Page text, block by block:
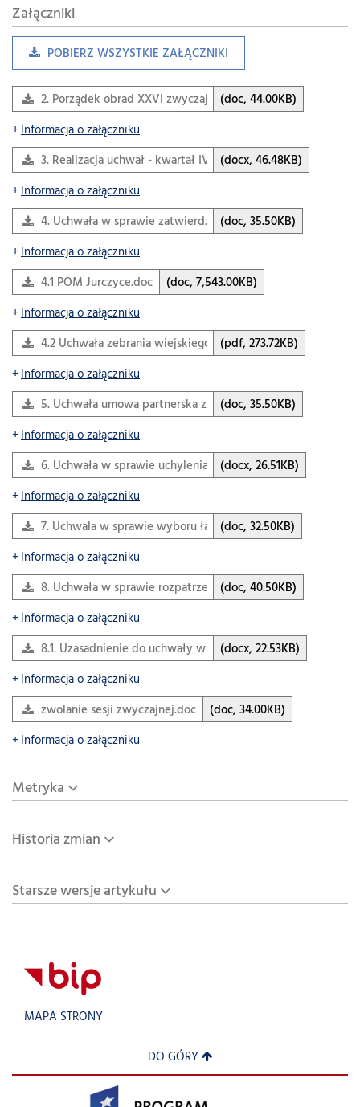
Załączniki
POBIERZ WSZYSTKIE ZAŁĄCZNIKI
2. Porządek obrad XXVI zwyczajnej sesji styczeń 2017.doc
(doc, 44.00KB)
Informacja o załączniku
3. Realizacja uchwał - kwartał IV 2016 r..docx
(docx, 46.48KB)
Informacja o załączniku
4. Uchwała w sprawie zatwierdzenia zmian w POM
(doc, 35.50KB)
Informacja o załączniku
4.1 POM Jurczyce.doc
(doc, 7,543.00KB)
Informacja o załączniku
4.2 Uchwała zebrania wiejskiego Jurczyce.pdf
(pdf, 273.72KB)
Informacja o załączniku
5. Uchwała umowa partnerska z Powiatem Krakowskim -…
(doc, 35.50KB)
Informacja o załączniku
6. Uchwała w sprawie uchylenia uchwaly własnej rm w
(docx, 26.51KB)
Informacja o załączniku
7. Uchwala w sprawie wyboru ławników na kadencję od
(doc, 32.50KB)
Informacja o załączniku
8. Uchwała w sprawie rozpatrzenia skargi z dnia 4…
(doc, 40.50KB)
Informacja o załączniku
8.1. Uzasadnienie do uchwały w sprawie skargi z dn.…
(docx, 22.53KB)
Informacja o załączniku
zwolanie sesji zwyczajnej.doc
(doc, 34.00KB)
Informacja o załączniku
Metryka
Historia zmian
Starsze wersje artykułu
MAPA STRONY
DO GÓRY